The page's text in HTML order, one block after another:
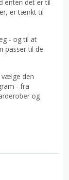
enten det er til
er tænkt til
- og til at
passer til de
vælge den
- fra
og